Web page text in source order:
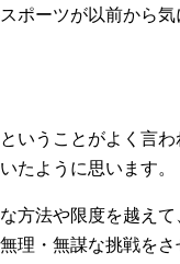
ポーツが以前から気
いうことがよく言
たように思います。
方法や限度を越え
理・無謀な挑戦を